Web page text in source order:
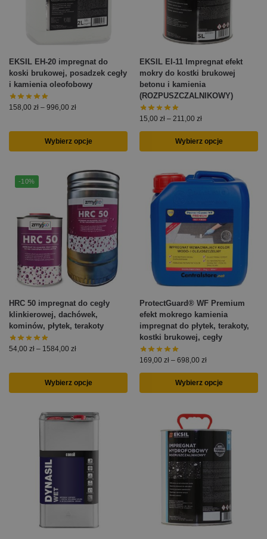
EKSIL EH-20 impregnat do
koski brukowej, posadzek cegły
i kamienia oleofobowy
158,00 zł – 996,00 zł
Wybierz opcje
EKSIL EI-11 Impregnat efekt
mokry do kostki brukowej
betonu i kamienia
(ROZPUSZCZALNIKOWY)
15,00 zł – 211,00 zł
Wybierz opcje
-10%
HRC 50 impregnat do cegły
klinkierowej, dachówek,
kominów, płytek, terakoty
54,00 zł – 1584,00 zł
Wybierz opcje
ProtectGuard® WF Premium
efekt mokrego kamienia
impregnat do płytek, terakoty,
kostki brukowej, cegły
169,00 zł – 698,00 zł
Wybierz opcje